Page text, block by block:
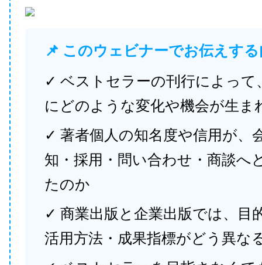
📌 このウェビナーでお伝えす
✓ ベストセラーの刊行によって
にどのような変化や機会が生ま
✓ 著者個人の知名度や信用が、
知・採用・問い合わせ・商談へ
たのか
✓ 商業出版と企業出版では、目
活用方法・成果指標がどう異な